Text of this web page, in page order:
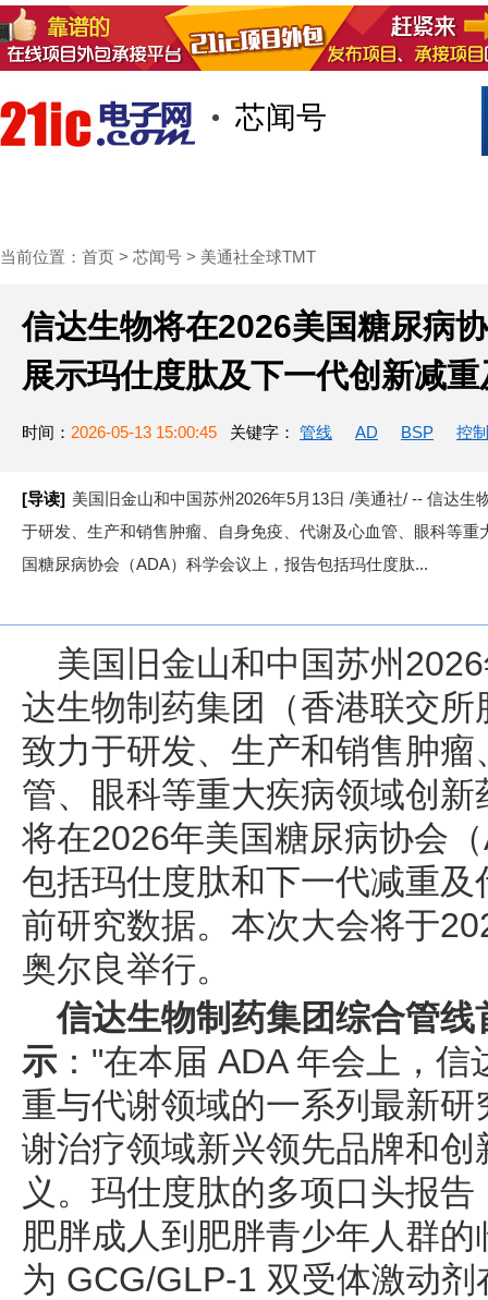
芯闻号
当前位置： 首页 > 芯闻号 > 美通社全球TMT
信达生物将在2026美国糖尿病
展示玛仕度肽及下一代创新减
时间： 2026-05-13 15:00:45 关键字： 管线 AD BSP 控制
[导读] 美国旧金山和中国苏州2026年5月13日 /美通社/ -- 信达
于研发、生产和销售肿瘤、自身免疫、代谢及心血管、眼科等
国糖尿病协会（ADA）科学会议上，报告包括玛仕度肽...
美国旧金山和中国苏州
达生物制药集团（香港联交
致力于研发、生产和销售肿
管、眼科等重大疾病领域创
将在2026年美国糖尿病协会
包括玛仕度肽和下一代减重
前研究数据。本次大会将于
奥尔良举行。
信达生物制药集团综合管
示 ："在本届 ADA 年会上，
重与代谢领域的一系列最新
谢治疗领域新兴领先品牌和
义。玛仕度肽的多项口头报
肥胖成人到肥胖青少年人群
为 GCG/GLP‑1 双受体激动